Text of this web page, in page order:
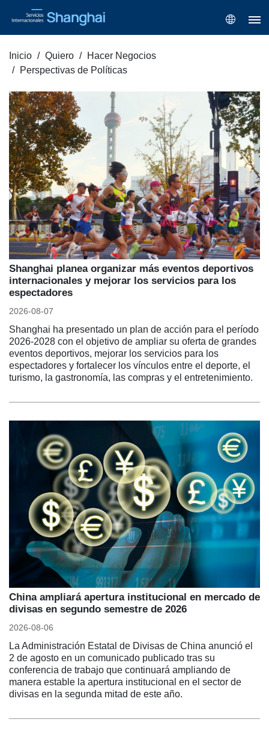
Inicio Quiero
Hacer Negocios
Perspectivas de Políticas
Shanghai planea organizar más eventos deportivos
internacionales y mejorar los servicios para los
espectadores
2026-08-07
Shanghai ha presentado un plan de acción para el período
2026-2028 con el objetivo de ampliar su oferta de grandes
eventos deportivos, mejorar los servicios para los
espectadores y fortalecer los vínculos entre el deporte, el
turismo, la gastronomía, las compras y el entretenimiento.
China ampliará apertura institucional en mercado de
divisas en segundo semestre de 2026
2026-08-06
La Administración Estatal de Divisas de China anunció el
2 de agosto en un comunicado publicado tras su
conferencia de trabajo que continuará ampliando de
manera estable la apertura institucional en el sector de
divisas en la segunda mitad de este año.